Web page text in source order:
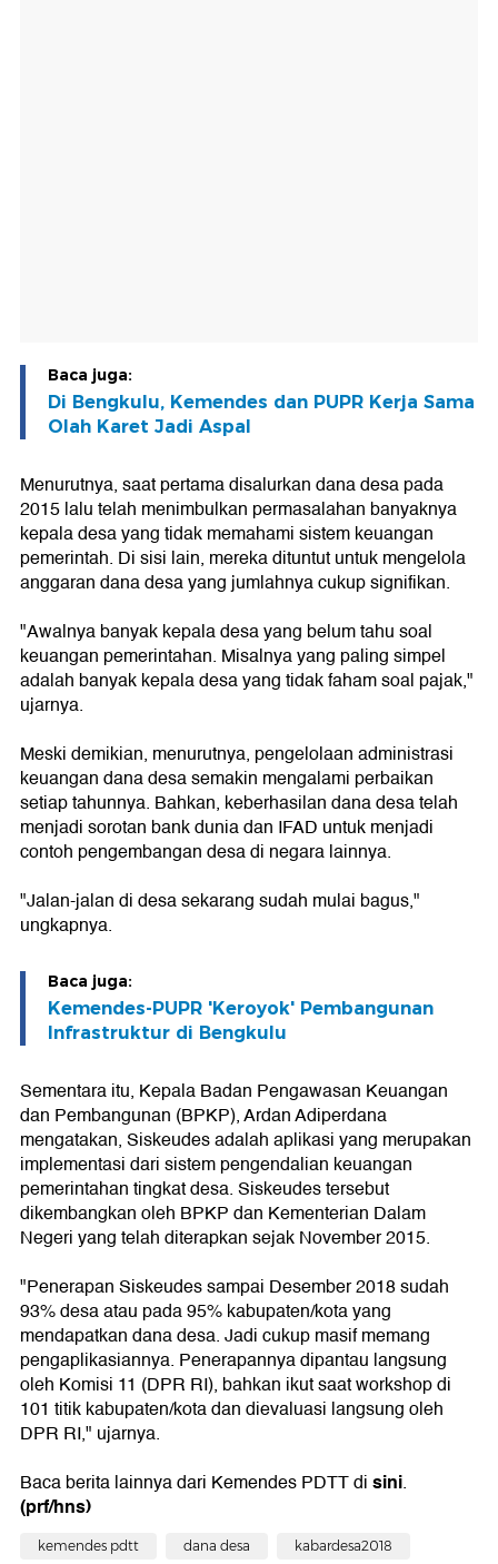
Baca juga:
Di Bengkulu, Kemendes dan PUPR Kerja Sama
Olah Karet Jadi Aspal
Menurutnya, saat pertama disalurkan dana desa pada
2015 lalu telah menimbulkan permasalahan banyaknya
kepala desa yang tidak memahami sistem keuangan
pemerintah. Di sisi lain, mereka dituntut untuk mengelola
anggaran dana desa yang jumlahnya cukup signifikan.
"Awalnya banyak kepala desa yang belum tahu soal
keuangan pemerintahan. Misalnya yang paling simpel
adalah banyak kepala desa yang tidak faham soal pajak,"
ujarnya.
Meski demikian, menurutnya, pengelolaan administrasi
keuangan dana desa semakin mengalami perbaikan
setiap tahunnya. Bahkan, keberhasilan dana desa telah
menjadi sorotan bank dunia dan IFAD untuk menjadi
contoh pengembangan desa di negara lainnya.
"Jalan-jalan di desa sekarang sudah mulai bagus,"
ungkapnya.
Baca juga:
Kemendes-PUPR 'Keroyok' Pembangunan
Infrastruktur di Bengkulu
Sementara itu, Kepala Badan Pengawasan Keuangan
dan Pembangunan (BPKP), Ardan Adiperdana
mengatakan, Siskeudes adalah aplikasi yang merupakan
implementasi dari sistem pengendalian keuangan
pemerintahan tingkat desa. Siskeudes tersebut
dikembangkan oleh BPKP dan Kementerian Dalam
Negeri yang telah diterapkan sejak November 2015.
"Penerapan Siskeudes sampai Desember 2018 sudah
93% desa atau pada 95% kabupaten/kota yang
mendapatkan dana desa. Jadi cukup masif memang
pengaplikasiannya. Penerapannya dipantau langsung
oleh Komisi 11 (DPR RI), bahkan ikut saat workshop di
101 titik kabupaten/kota dan dievaluasi langsung oleh
DPR RI," ujarnya.
Baca berita lainnya dari Kemendes PDTT disini.
(prf/hns)
kemendes pdtt dana desa kabardesa2018